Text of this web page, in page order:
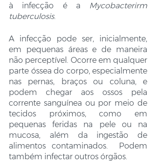
à infecção é a
Mycobacterirm
tuberculosis.
A infecção pode ser, inicialmente,
em pequenas áreas e de maneira
não perceptível. Ocorre em qualquer
parte óssea do corpo, especialmente
nas pernas, braços ou coluna, e
podem chegar aos ossos pela
corrente sanguínea ou por meio de
tecidos próximos, como em
pequenas feridas na pele ou na
mucosa, além da ingestão de
alimentos contaminados.  Podem
também infectar outros órgãos.